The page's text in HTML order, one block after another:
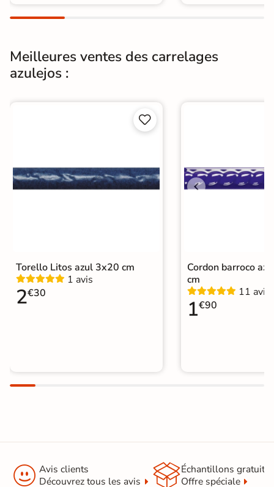
Meilleures ventes des carrelages
azulejos :


Torello Litos azul 3x20 cm
1 avis
2€30
Cordon barroco
cm
11 avis
1€90
 Avis clients
Découvrez tous les avis
Échantillons gratuit
Offre spéciale